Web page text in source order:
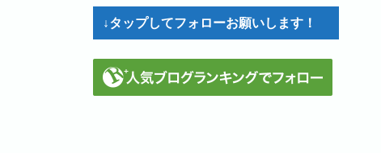
↓タップしてフォローお願いします！